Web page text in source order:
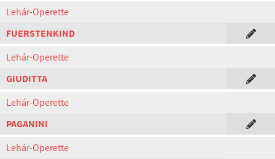
Lehár-Operette
FUERSTENKIND
Lehár-Operette
GIUDITTA
Lehár-Operette
PAGANINI
Lehár-Operette